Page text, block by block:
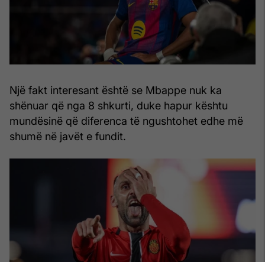
Një fakt interesant është se Mbappe nuk ka
shënuar që nga 8 shkurti, duke hapur kështu
mundësinë që diferenca të ngushtohet edhe më
shumë në javët e fundit.